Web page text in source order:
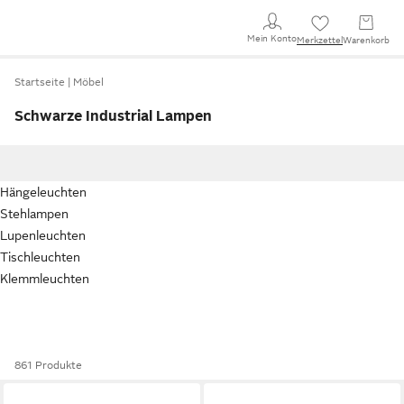
Mein KontoMerkzettel Warenkorb
Startseite Möbel
Schwarze Industrial Lampen
Hängeleuchten
Stehlampen
Lupenleuchten
Tischleuchten
Klemmleuchten
861 Produkte